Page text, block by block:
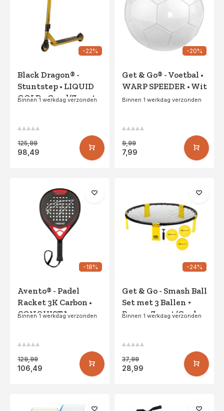
-22%
Black Dragon® -
Stuntstep • LIQUID
GOLD • Goud/Zwart
Binnen 1 werkdag verzonden
125,99
98,49
-20%
Get & Go® - Voetbal •
WARP SPEEDER • Wit
Binnen 1 werkdag verzonden
9,99
7,99
-18%
Avento® - Padel
Racket 3K Carbon •
CONQUISTA •
Binnen 1 werkdag verzonden
129,99
106,49
-24%
Get & Go - Smash Ball
Set met 3 Ballen +
Pomp - Zwart/Geel
Binnen 1 werkdag verzonden
37,99
28,99